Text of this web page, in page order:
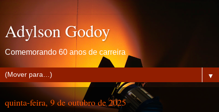
Adylson Godoy
Comemorando 60 anos de carreira
▼
quinta-feira, 9 de outubro de 2025